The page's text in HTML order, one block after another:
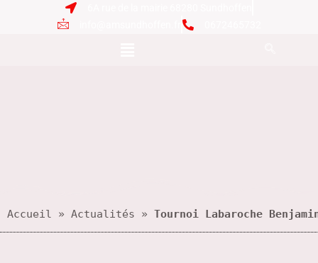
Accueil » Actualités » Tournoi Labaroche